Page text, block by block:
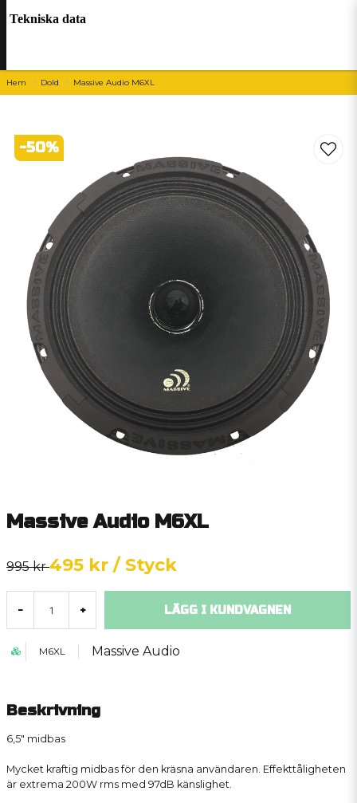
Hem Dold Massive Audio M6XL
-50%
Massive Audio M6XL
995 kr495 kr / Styck
- + LÄGG I KUNDVAGNEN
M6XL Massive Audio
Beskrivning
6,5" midbas
Mycket kraftig midbas för den kräsna användaren. Effekttåligheten
är extrema 200W rms med 97dB känslighet.
Tekniska data